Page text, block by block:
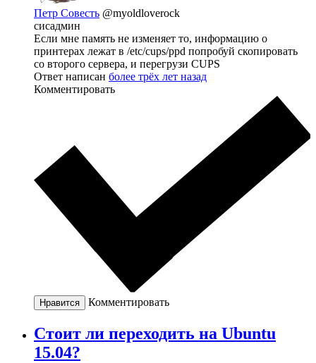
Петр Совесть @myoldloverock
сисадмин
Если мне память не изменяет то, информацию о
принтерах лежат в /etc/cups/ppd попробуй скопировать
со второго сервера, и перегрузи CUPS
Ответ написан более трёх лет назад
Комментировать
Нравится Комментировать
Стоит ли переходить на Ubuntu
15.04?